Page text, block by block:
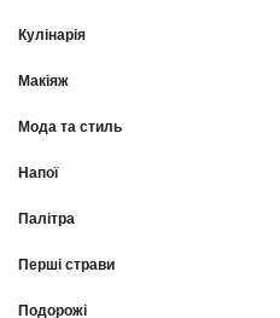
Кулінарія
Макіяж
Мода та стиль
Напої
Палітра
Перші страви
Подорожі